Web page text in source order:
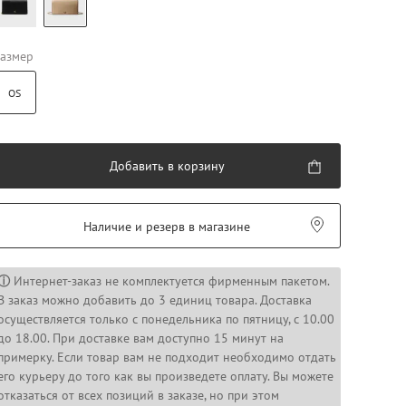
OS
Добавить в корзину
Наличие и резерв в магазине
Интернет-заказ не комплектуется фирменным пакетом.
заказ можно добавить до 3 единиц товара. Доставка
только с понедельника по пятницу, с 10.00
18.00. При доставке вам доступно 15 минут на
Если товар вам не подходит необходимо отдать
курьеру до того как вы произведете оплату. Вы можете
от всех позиций в заказе, но при этом